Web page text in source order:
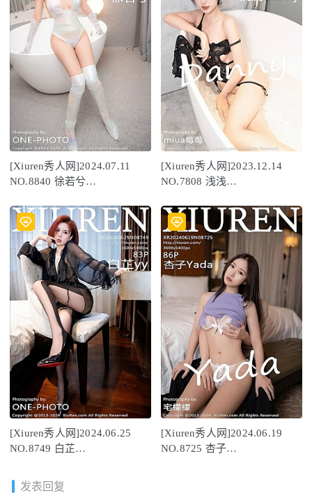
[Xiuren秀人网]2024.07.11
NO.8840 徐若兮
[Xiuren秀人网]2023.12.14
NO.7808 浅浅
[Xiuren秀人网]2024.06.25
NO.8749 白芷
[Xiuren秀人网]2024.06.19
NO.8725 杏子
发表回复